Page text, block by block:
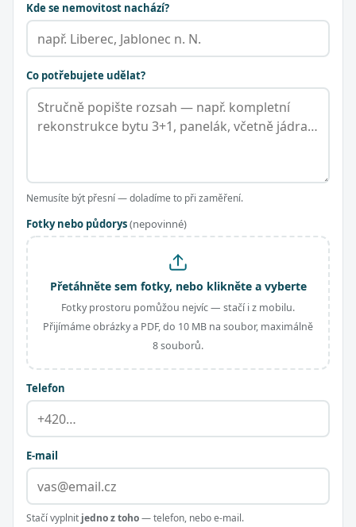
Kde se nemovitost nachází?
Co potřebujete udělat?
Nemusíte být přesní — doladíme to při zaměření.
Fotky nebo půdorys(nepovinné)
Přetáhněte sem fotky, nebo klikněte a vyberte
Fotky prostoru pomůžou nejvíc — stačí i z mobilu.
Přijímáme obrázky a PDF, do 10 MB na soubor, maximálně
8 souborů.
Telefon
E-mail
Stačí vyplnit jedno z toho— telefon, nebo e-mail.